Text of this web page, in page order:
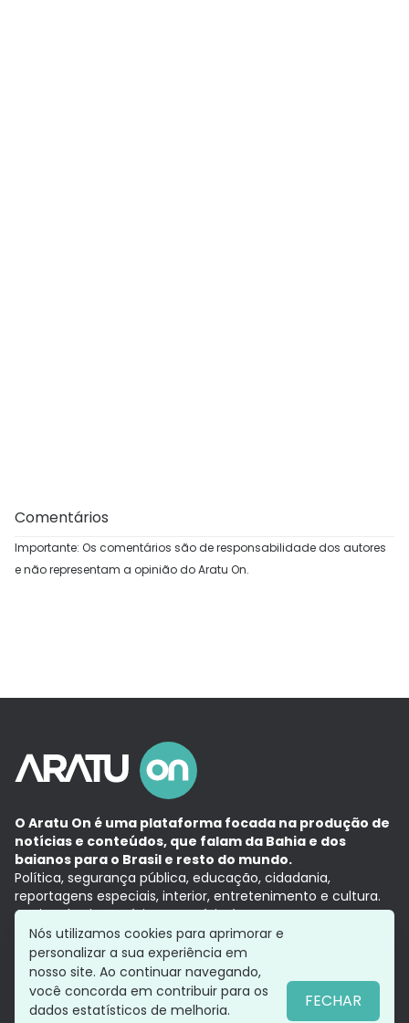
Comentários
Importante: Os comentários são de responsabilidade dos autores
e não representam a opinião do Aratu On.
O Aratu On é uma plataforma focada na produção de
notícias e conteúdos, que falam da Bahia e dos
baianos para o Brasil e resto do mundo.
Política, segurança pública, educação, cidadania,
reportagens especiais, interior, entretenimento e cultura.
Aqui, tudo vira notícia e a notícia é no tempo presente,
com a credibilidade do Grupo Aratu.
Grupo Aratu
Política de privacidade
Siga-nos
Nós utilizamos cookies para aprimorar e
personalizar a sua experiência em
nosso site. Ao continuar navegando,
você concorda em contribuir para os
dados estatísticos de melhoria.
FECHAR